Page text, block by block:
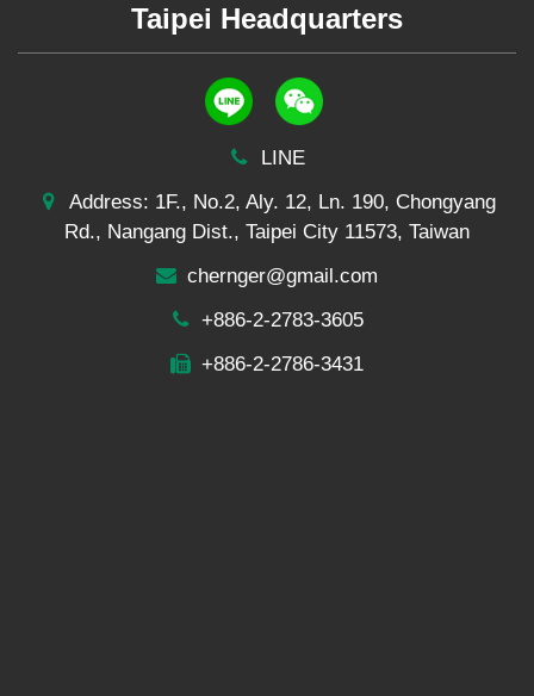
Taipei Headquarters
LINE
Address: 1F., No.2, Aly. 12, Ln. 190, Chongyang
Rd., Nangang Dist., Taipei City 11573, Taiwan
chernger@gmail.com
+886-2-2783-3605
+886-2-2786-3431